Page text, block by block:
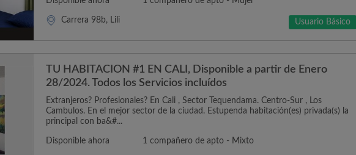
Carrera 98b, Lili Usuario Básico
TU HABITACION #1 EN CALI, Disponible a partir de Enero
28/2024. Todos los Servicios incluídos
Extranjeros? Profesionales? En Cali , Sector Tequendama. Centro-Sur , Los
Cambulos. En el mejor sector de la ciudad. Estupenda habitación(es) privada(s) la
principal con ba&#...
Disponible ahora 1 compañero de apto - Mixto